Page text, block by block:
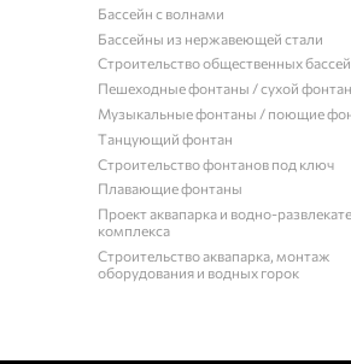
Бассейн с волнами
Бассейны из нержавеющей стали
Строительство общественных
Пешеходные фонтаны / сухой фонтан
Музыкальные фонтаны / поющие
Танцующий фонтан
Строительство фонтанов под ключ
Плавающие фонтаны
Проект аквапарка и водно-
комплекса
Строительство аквапарка, монтаж
оборудования и водных горок